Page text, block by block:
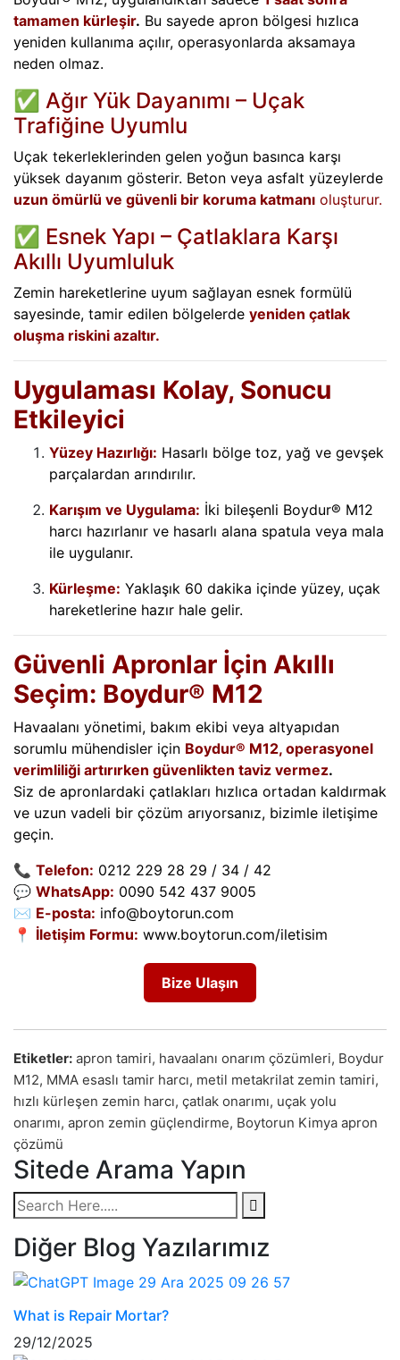
tamamen kürleşir. Bu sayede apron bölgesi hızlıca
yeniden kullanıma açılır, operasyonlarda aksamaya
neden olmaz.
✅ Ağır Yük Dayanımı – Uçak
Trafiğine Uyumlu
Uçak tekerleklerinden gelen yoğun basınca karşı
yüksek dayanım gösterir. Beton veya asfalt yüzeylerde
uzun ömürlü ve güvenli bir koruma katmanı oluşturur.
✅ Esnek Yapı – Çatlaklara Karşı
Akıllı Uyumluluk
Zemin hareketlerine uyum sağlayan esnek formülü
sayesinde, tamir edilen bölgelerde yeniden çatlak
oluşma riskini azaltır.
Uygulaması Kolay, Sonucu
Etkileyici
Yüzey Hazırlığı: Hasarlı bölge toz, yağ ve gevşek
parçalardan arındırılır.
Karışım ve Uygulama: İki bileşenli Boydur® M12
harcı hazırlanır ve hasarlı alana spatula veya mala
ile uygulanır.
Kürleşme: Yaklaşık 60 dakika içinde yüzey, uçak
hareketlerine hazır hale gelir.
Güvenli Apronlar İçin Akıllı
Seçim: Boydur® M12
Havaalanı yönetimi, bakım ekibi veya altyapıdan
sorumlu mühendisler için Boydur® M12, operasyonel
verimliliği artırırken güvenlikten taviz vermez.
Siz de apronlardaki çatlakları hızlıca ortadan kaldırmak
ve uzun vadeli bir çözüm arıyorsanız, bizimle iletişime
geçin.
📞 Telefon: 0212 229 28 29 / 34 / 42
💬 WhatsApp: 0090 542 437 9005
✉️ E-posta: info@boytorun.com
📍 İletişim Formu: www.boytorun.com/iletisim
Bize Ulaşın
Etiketler: apron tamiri, havaalanı onarım çözümleri, Boydur
M12, MMA esaslı tamir harcı, metil metakrilat zemin tamiri,
hızlı kürleşen zemin harcı, çatlak onarımı, uçak yolu
onarımı, apron zemin güçlendirme, Boytorun Kimya apron
çözümü
Sitede Arama Yapın
Diğer Blog Yazılarımız
What is Repair Mortar?
29/12/2025